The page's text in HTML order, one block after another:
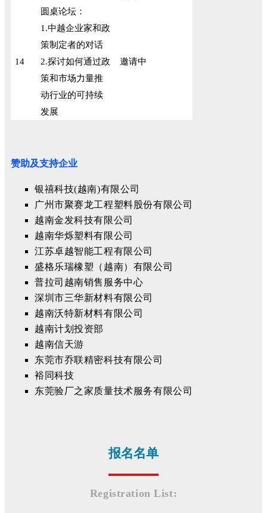
14
圆桌论坛：
1.中越企业家和政
策制定者的对话
2.探讨如何通过政
策和市场力量推
动行业的可持续
发展
邀请中
赞助及支持企业
银禧科技(越南)有限公司
广州市聚赛龙工程塑料股份有限公司
越南金发科技有限公司
越南华烁塑料有限公司
江苏卓越智能工程有限公司
盛格乐瑞橡塑（越南）有限公司
普拉司越南销售服务中心
深圳市三华新材料有限公司
越南沃特新材料有限公司
越南计划投资部
越南信天游
东莞市乔联精密科技有限公司
裕同科技
东莞验厂之家质量技术服务有限公司
报名名单
Registration List: